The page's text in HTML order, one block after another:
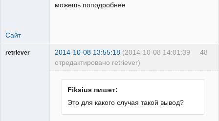
можешь поподробнее
Сайт
48
retriever 2014-10-08 13:55:18 (2014-10-08 14:01:39
отредактировано retriever)
Fiksius пишет:
Это для какого случая такой вывод?